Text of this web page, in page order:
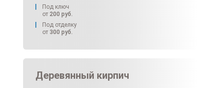
Под ключ
от 200 руб.
Под отделку
от 300 руб.
Деревянный кирпич